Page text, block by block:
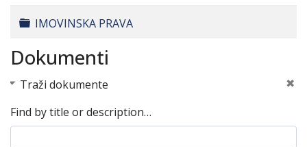
Folder
IMOVINSKA PRAVA
Dokumenti
Traži dokumente
Find by title or description…